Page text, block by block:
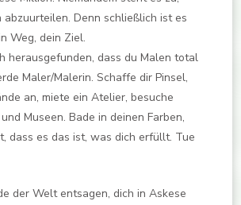
abzuurteilen. Denn schließlich ist es
Weg, dein Ziel.
herausgefunden, dass du Malen total
Maler/Malerin. Schaffe dir Pinsel,
an, miete ein Atelier, besuche
Museen. Bade in deinen Farben,
dass es das ist, was dich erfüllt. Tue
der Welt entsagen, dich in Askese